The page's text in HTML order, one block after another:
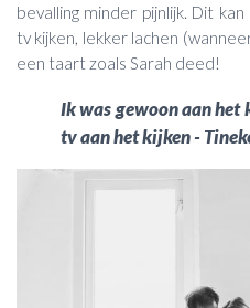
bevalling minder pijnlijk. Dit
tv kijken, lekker lachen
een taart zoals Sarah deed!
Ik was gewoon aan het
tv aan het kijken -